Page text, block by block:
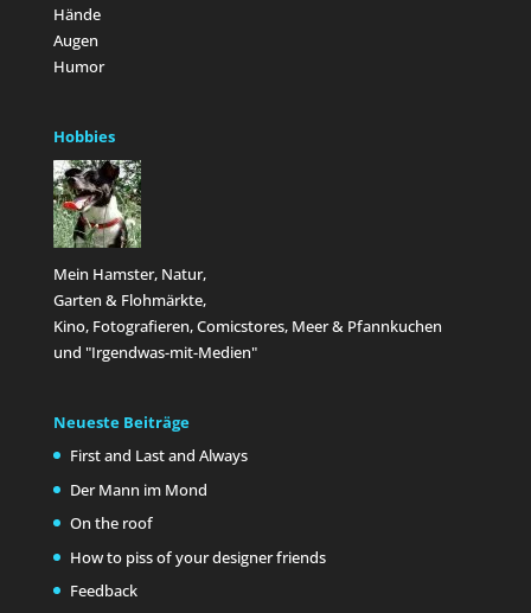
Hände
Augen
Humor
Hobbies
Mein Hamster, Natur,
Garten & Flohmärkte,
Kino, Fotografieren, Comicstores, Meer & Pfannkuchen
und "Irgendwas-mit-Medien"
Neueste Beiträge
First and Last and Always
Der Mann im Mond
On the roof
How to piss of your designer friends
Feedback